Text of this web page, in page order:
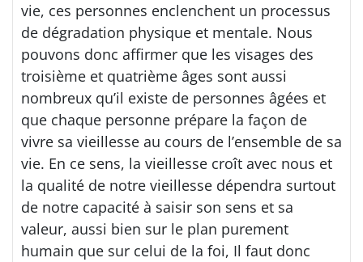
vie, ces personnes enclenchent un processus
de dégradation physique et mentale. Nous
pouvons donc affirmer que les visages des
troisième et quatrième âges sont aussi
nombreux qu’il existe de personnes âgées et
que chaque personne prépare la façon de
vivre sa vieillesse au cours de l’ensemble de sa
vie. En ce sens, la vieillesse croît avec nous et
la qualité de notre vieillesse dépendra surtout
de notre capacité à saisir son sens et sa
valeur, aussi bien sur le plan purement
humain que sur celui de la foi, Il faut donc